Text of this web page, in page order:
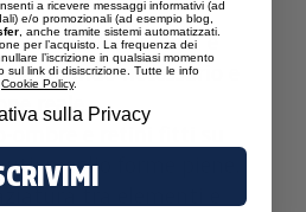
vettoriali per loghi e
quando necessario e
reale.
ombre e retini fitti su
meglio forme piene.
tra elementi e
a ricevere messaggi informativi (ad
e/o promozionali (ad esempio blog,
, anche tramite sistemi automatizzati.
per l’acquisto. La frequenza dei
l’iscrizione in qualsiasi momento
sul link di disiscrizione. Tutte le info
Cookie Policy.
sulla Privacy